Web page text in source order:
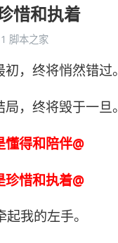
惜和执着
脚本之家
，终将悄然错过。
，终将毁于一旦。
得和陪伴@
惜和执着@
我的左手。